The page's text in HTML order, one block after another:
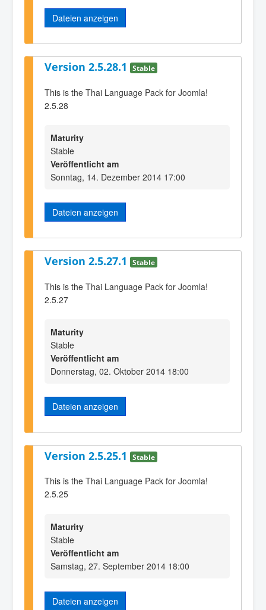
Dateien anzeigen
Version 2.5.28.1 Stable
This is the Thai Language Pack for Joomla!
2.5.28
Maturity
Stable
Veröffentlicht am
Sonntag, 14. Dezember 2014 17:00
Dateien anzeigen
Version 2.5.27.1 Stable
This is the Thai Language Pack for Joomla!
2.5.27
Maturity
Stable
Veröffentlicht am
Donnerstag, 02. Oktober 2014 18:00
Dateien anzeigen
Version 2.5.25.1 Stable
This is the Thai Language Pack for Joomla!
2.5.25
Maturity
Stable
Veröffentlicht am
Samstag, 27. September 2014 18:00
Dateien anzeigen